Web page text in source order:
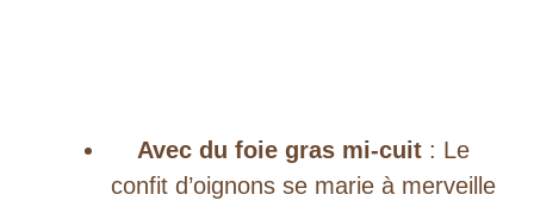
Avec du foie gras mi-cuit: Le
confit d’oignons se marie à merveille